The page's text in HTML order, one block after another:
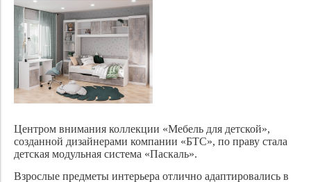
Центром внимания коллекции «Мебель для детской»,
созданной дизайнерами компании «БТС», по праву стала
детская модульная система «Паскаль».
Взрослые предметы интерьера отлично адаптировались в